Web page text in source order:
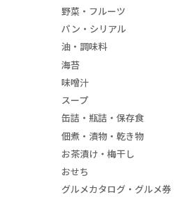
野菜・フルーツ
パン・シリアル
油・調味料
海苔
味噌汁
スープ
缶詰・瓶詰・保存食
佃煮・漬物・乾き物
お茶漬け・梅干し
おせち
グルメカタログ・グルメ券